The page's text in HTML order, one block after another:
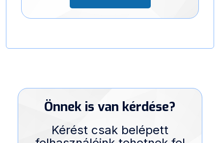
Önnek is van kérdése?
Kérést csak belépett